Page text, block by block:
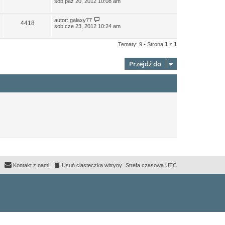
4418 autor: galaxy77
sob cze 23, 2012 10:24 am
Tematy: 9 • Strona 1 z 1
Przejdź do
Strefa czasowa UTC
Usuń ciasteczka witryny
Kontakt z nami